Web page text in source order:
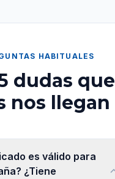
HABITUALES
dudas que
nos llegan
es válido para
¿Tiene